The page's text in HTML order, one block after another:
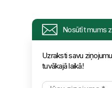
Nosūtīt mums
Uzraksti savu
tuvākajā laikā!